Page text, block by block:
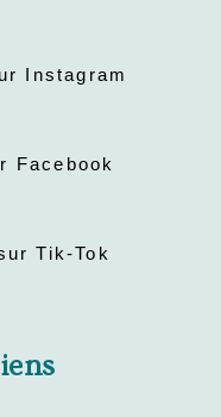
Instagram
Facebook
Tik-Tok